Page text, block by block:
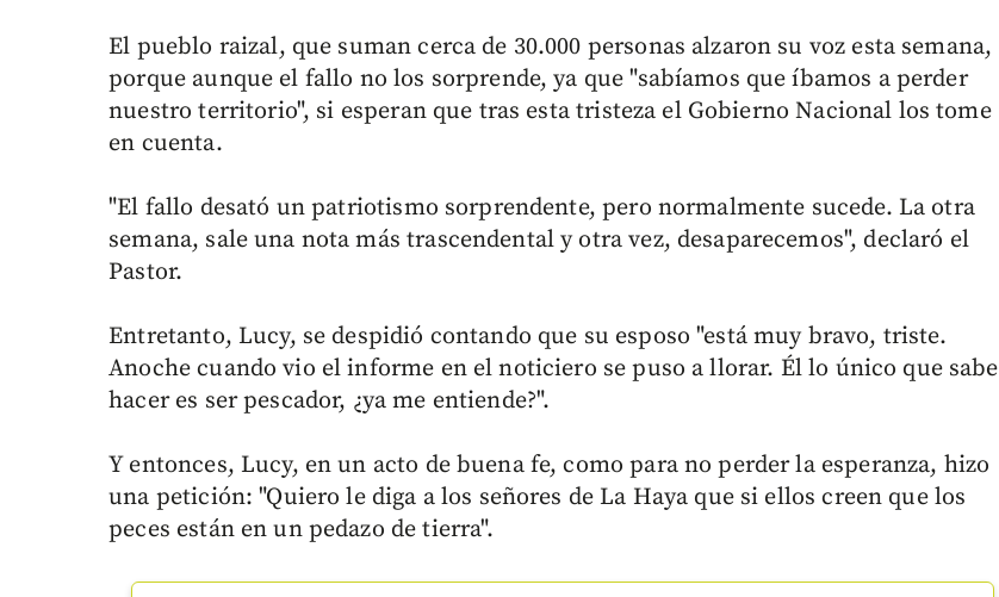
El pueblo raizal, que suman cerca de 30.000 personas alzaron su voz esta semana,
porque aunque el fallo no los sorprende, ya que "sabíamos que íbamos a perder
nuestro territorio", si esperan que tras esta tristeza el Gobierno Nacional los tome
en cuenta.
"El fallo desató un patriotismo sorprendente, pero normalmente sucede. La otra
semana, sale una nota más trascendental y otra vez, desaparecemos", declaró el
Pastor.
Entretanto, Lucy, se despidió contando que su esposo "está muy bravo, triste.
Anoche cuando vio el informe en el noticiero se puso a llorar. Él lo único que sabe
hacer es ser pescador, ¿ya me entiende?".
Y entonces, Lucy, en un acto de buena fe, como para no perder la esperanza, hizo
una petición: "Quiero le diga a los señores de La Haya que si ellos creen que los
peces están en un pedazo de tierra".